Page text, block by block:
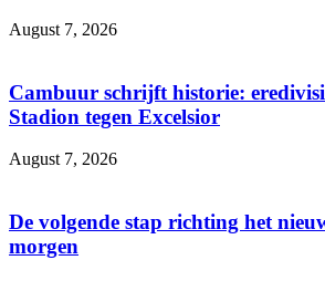
August 7, 2026
Cambuur schrijft historie:
Stadion tegen Excelsior
August 7, 2026
De volgende stap richting het
morgen